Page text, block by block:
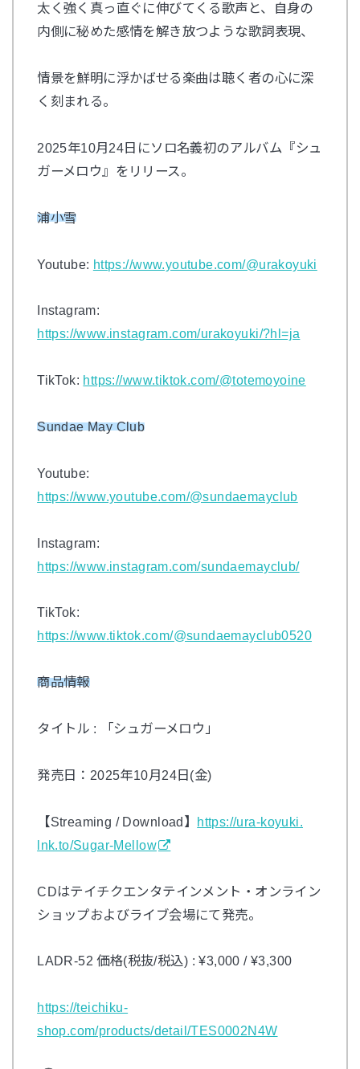
太く強く真っ直ぐに伸びてくる歌声と、自身の
内側に秘めた感情を解き放つような歌詞表現、
情景を鮮明に浮かばせる楽曲は聴く者の心に深
く刻まれる。
2025年10月 24 日にソロ名義初のアルバム『シュ
ガーメロウ』をリリース。
浦小雪
Youtube: https://www.youtube.com/@urakoyuki
Instagram:
https://www.instagram.com/urakoyuki/?hl=ja
TikTok: https://www.tiktok.com/@totemoyoine
Sundae May Club
Youtube:
https://www.youtube.com/@sundaemayclub
Instagram:
https://www.instagram.com/sundaemayclub/
TikTok:
https://www.tiktok.com/@sundaemayclub0520
商品情報
タイトル : 「シュガーメロウ」
発売日： 2025年10月 24日 (金)
【Streaming / Download】 https://ura-koyuki.
lnk.to/Sugar-Mellow
CDはテイチクエンタテインメント・オンライン
ショップおよびライブ会場にて発売。
LADR-52価格(税抜/税込) : ¥3,000 / ¥3,300
https://teichiku-
shop.com/products/detail/TES0002N4W